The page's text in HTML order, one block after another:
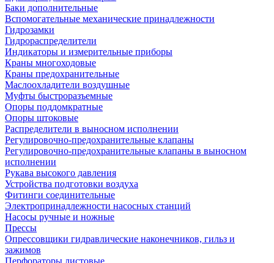
Баки дополнительные
Вспомогательные механические принадлежности
Гидрозамки
Гидрораспределители
Индикаторы и измерительные приборы
Краны многоходовые
Краны предохранительные
Маслоохладители воздушные
Муфты быстроразъемные
Опоры поддомкратные
Опоры штоковые
Распределители в выносном исполнении
Регулировочно-предохранительные клапаны
Регулировочно-предохранительные клапаны в выносном
исполнении
Рукава высокого давления
Устройства подготовки воздуха
Фитинги соединительные
Электропринадлежности насосных станций
Насосы ручные и ножные
Прессы
Опрессовщики гидравлические наконечников, гильз и
зажимов
Перфораторы листовые